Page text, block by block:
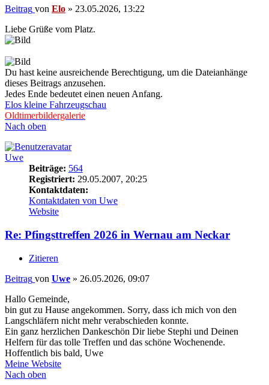
Beitrag von Elo » 23.05.2026, 13:22
Liebe Grüße vom Platz.
Du hast keine ausreichende Berechtigung, um die Dateianhänge
dieses Beitrags anzusehen.
Jedes Ende bedeutet einen neuen Anfang.
Elos kleine Fahrzeugschau
Oldtimerbildergalerie
Nach oben
Uwe
Beiträge: 564
Registriert: 29.05.2007, 20:25
Kontaktdaten:
Kontaktdaten von Uwe
Website
Re: Pfingsttreffen 2026 in Wernau am Neckar
Zitieren
Beitrag von Uwe » 26.05.2026, 09:07
Hallo Gemeinde,
bin gut zu Hause angekommen. Sorry, dass ich mich von den
Langschläfern nicht mehr verabschieden konnte.
Ein ganz herzlichen Dankeschön Dir liebe Stephi und Deinen
Helfern für das tolle Treffen und das schöne Wochenende.
Hoffentlich bis bald, Uwe
Meine Website
Nach oben